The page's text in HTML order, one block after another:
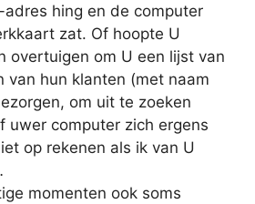
hing en de computer
zat. Of hoopte U
overtuigen om U een lijst van
van hun klanten (met naam
om uit te zoeken
uwer computer zich ergens
op rekenen als ik van U
momenten ook soms